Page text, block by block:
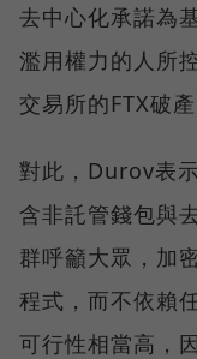
去中心化承諾為
濫用權力的人所
交易所的FTX破
對此，Durov表
含非託管錢包與
群呼籲大眾，加
程式，而不依賴
可行性相當高，